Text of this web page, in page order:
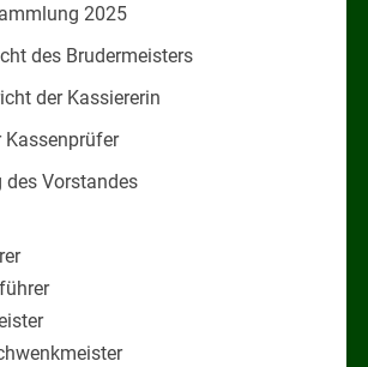
2025
des Brudermeisters
der Kassiererin
Kassenprüfer
des Vorstandes